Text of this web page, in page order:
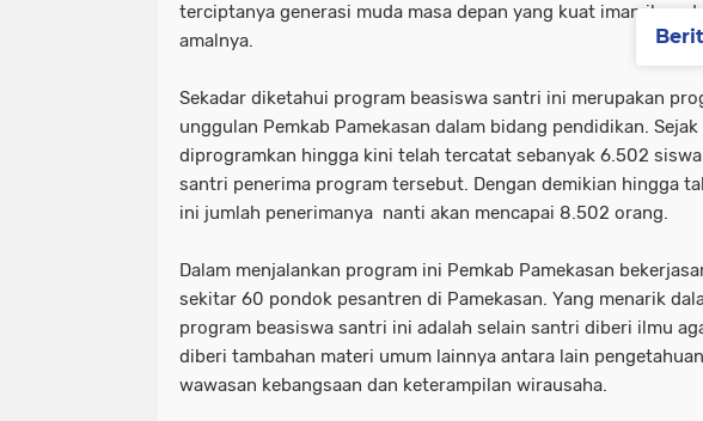
terciptanya generasi muda masa depan yang kuat iman ilmu
amalnya.
Sekadar diketahui program beasiswa santri ini merupakan
unggulan Pemkab Pamekasan dalam bidang pendidikan. Sejak
diprogramkan hingga kini telah tercatat sebanyak 6.502
santri penerima program tersebut. Dengan demikian hingga
ini jumlah penerimanya nanti akan mencapai 8.502 orang.
Dalam menjalankan program ini Pemkab Pamekasan
sekitar 60 pondok pesantren di Pamekasan. Yang menarik
program beasiswa santri ini adalah selain santri diberi ilmu
diberi tambahan materi umum lainnya antara lain
wawasan kebangsaan dan keterampilan wirausaha.